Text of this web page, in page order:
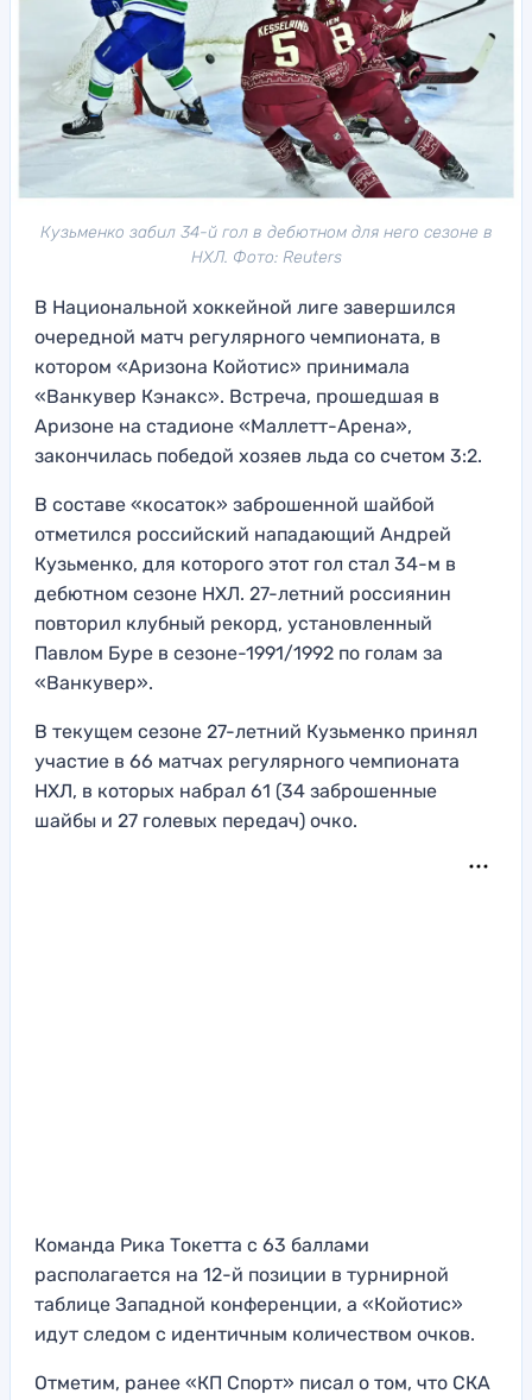
Кузьменко забил 34-й гол в дебютном для него сезоне в
НХЛ. Фото: Reuters
В Национальной хоккейной лиге завершился
очередной матч регулярного чемпионата, в
котором «Аризона Койотис» принимала
«Ванкувер Кэнакс». Встреча, прошедшая в
Аризоне на стадионе «Маллетт-Арена»,
закончилась победой хозяев льда со счетом 3:2.
В составе «косаток» заброшенной шайбой
отметился российский нападающий Андрей
Кузьменко, для которого этот гол стал 34-м в
дебютном сезоне НХЛ. 27-летний россиянин
повторил клубный рекорд, установленный
Павлом Буре в сезоне-1991/1992 по голам за
«Ванкувер».
В текущем сезоне 27-летний Кузьменко принял
участие в 66 матчах регулярного чемпионата
НХЛ, в которых набрал 61 (34 заброшенные
шайбы и 27 голевых передач) очко.
Команда Рика Токетта с 63 баллами
располагается на 12-й позиции в турнирной
таблице Западной конференции, а «Койотис»
идут следом с идентичным количеством очков.
Отметим, ранее «КП Спорт» писал о том, что СКА